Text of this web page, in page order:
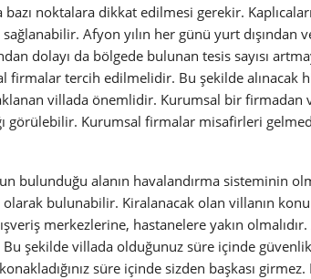
bazı noktalara dikkat edilmesi gerekir.
Afyon yılın her günü yurt dışından
dolayı da bölgede bulunan tesis sayısı
firmalar tercih edilmelidir. Bu şekilde alınacak
villada önemlidir. Kurumsal bir firmadan
görülebilir. Kurumsal firmalar misafirleri
bulunduğu alanın havalandırma sisteminin
olarak bulunabilir. Kiralanacak olan villanın
merkezlerine, hastanelere yakın olmalıdır.
şekilde villada olduğunuz süre içinde
süre içinde sizden başkası